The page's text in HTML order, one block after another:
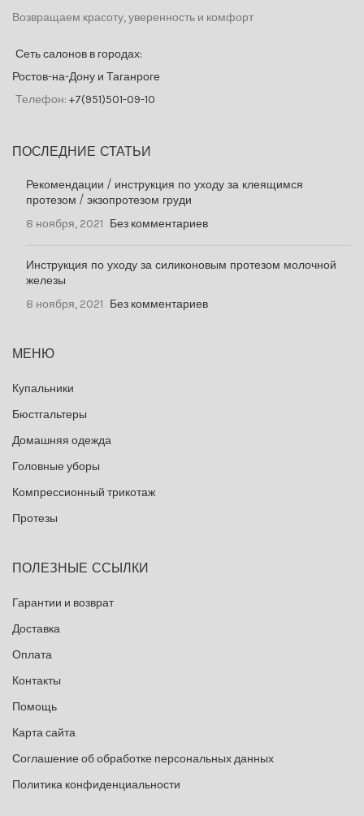
Возвращаем красоту, уверенность и комфорт
Сеть салонов в городах:
Ростов-на-Дону и Таганроге
Телефон: +7(951)501-09-10
ПОСЛЕДНИЕ СТАТЬИ
Рекомендации / инструкция по уходу за клеящимся
протезом / экзопротезом груди
8 ноября, 2021 Без комментариев
Инструкция по уходу за силиконовым протезом молочной
железы
8 ноября, 2021 Без комментариев
МЕНЮ
Купальники
Бюстгальтеры
Домашняя одежда
Головные уборы
Компрессионный трикотаж
Протезы
ПОЛЕЗНЫЕ ССЫЛКИ
Гарантии и возврат
Доставка
Оплата
Контакты
Помощь
Карта сайта
Соглашение об обработке персональных данных
Политика конфиденциальности